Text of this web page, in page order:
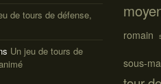
de tours de défense,
Un jeu de tours de
romain
sous-